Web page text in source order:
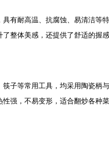
有耐高温、抗腐蚀、易清洁等
整体美感，还提供了舒适的握
子等常用工具，均采用陶瓷柄
强，不易变形，适合翻炒各种